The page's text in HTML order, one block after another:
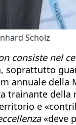
Scholz
consiste nel
soprattutto
annuale della
trainante
e
«deve